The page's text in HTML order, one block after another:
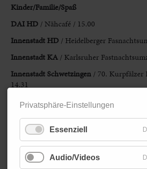
Kinder/Familie/Spaß
DAI HD / Nähcafé / 15.00
Innenstadt HD / Heidelberger
Innenstadt KA / Karlsruher
Innenstadt Schwetzingen / 70. Kurpfälzer
14.31
Karlstorbahnhof HD/ FLINTA* Circle /
Zirkus PalettiMA/ Faschingsferienkurs
Zurück
Privatsphäre-Einstellungen
Essenziell
Audio/Videos